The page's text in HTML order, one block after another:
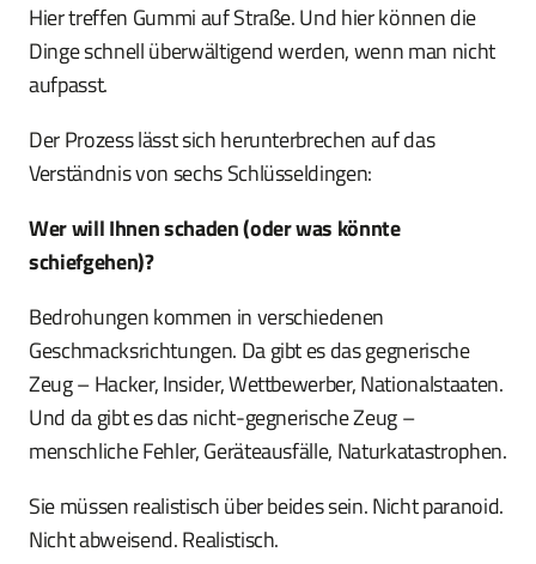
Hier treffen Gummi auf Straße. Und hier können die
Dinge schnell überwältigend werden, wenn man nicht
aufpasst.
Der Prozess lässt sich herunterbrechen auf das
Verständnis von sechs Schlüsseldingen:
Wer will Ihnen schaden (oder was könnte
schiefgehen)?
Bedrohungen kommen in verschiedenen
Geschmacksrichtungen. Da gibt es das gegnerische
Zeug – Hacker, Insider, Wettbewerber, Nationalstaaten.
Und da gibt es das nicht-gegnerische Zeug –
menschliche Fehler, Geräteausfälle, Naturkatastrophen.
Sie müssen realistisch über beides sein. Nicht paranoid.
Nicht abweisend. Realistisch.